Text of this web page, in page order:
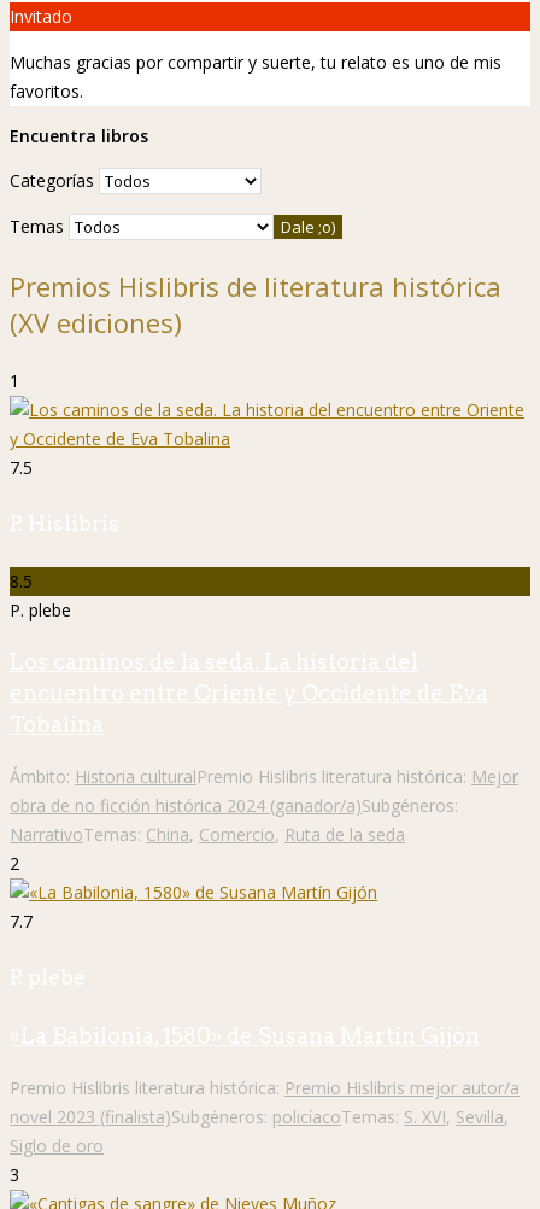
Invitado
Muchas gracias por compartir y suerte, tu relato es uno de mis
favoritos.
Encuentra libros
Categorías
Temas
Premios Hislibris de literatura histórica
(XV ediciones)
1
7.5
P. Hislibris
8.5
P. plebe
Los caminos de la seda. La historia del
encuentro entre Oriente y Occidente de Eva
Tobalina
Ámbito: Historia culturalPremio Hislibris literatura histórica: Mejor
obra de no ficción histórica 2024 (ganador/a)Subgéneros:
NarrativoTemas: China, Comercio, Ruta de la seda
2
7.7
P. plebe
«La Babilonia, 1580» de Susana Martín Gijón
Premio Hislibris literatura histórica: Premio Hislibris mejor autor/a
novel 2023 (finalista)Subgéneros: policíacoTemas: S. XVI, Sevilla,
Siglo de oro
3